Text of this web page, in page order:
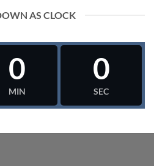
AS CLOCK
0
MIN
0
SEC